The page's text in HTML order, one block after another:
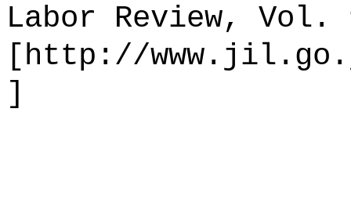
Labor Review,
[http://
]